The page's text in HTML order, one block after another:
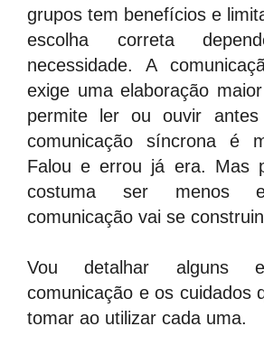
grupos tem benefícios e
escolha correta
necessidade. A
exige uma elaboração
permite ler ou ouvir
comunicação síncrona é
Falou e errou já era. Mas
costuma ser menos
comunicação vai se
Vou detalhar alguns
comunicação e os cuidados
tomar ao utilizar cada uma.